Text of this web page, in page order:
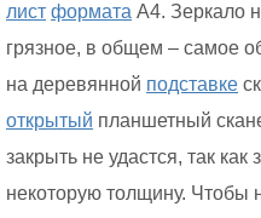
лист формата А4. Зеркало
грязное, в общем – самое
на деревянной подставке
открытый планшетный
закрыть не удастся, так
некоторую толщину. Чтобы